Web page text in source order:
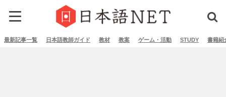
最新記事一覧 日本語教師ガイド 教材 教案 ゲーム・活動 STUDY 書籍紹